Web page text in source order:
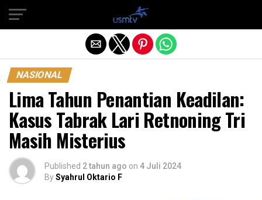
NASIONAL
Lima Tahun Penantian Keadilan:
Kasus Tabrak Lari Retnoning Tri
Masih Misterius
Published 2 tahun ago on 4 Juli 2024
BySyahrul Oktario F
Exit mobile version